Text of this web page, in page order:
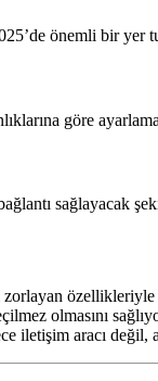
önemli bir
göre
sağlayacak
olmasını
aracı değil,